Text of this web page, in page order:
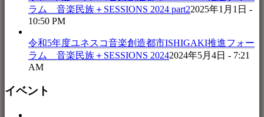
ラム 音楽民族＋SESSIONS 2024 part22025年1月1日 -
10:50 PM
令和5年度ユネスコ音楽創造都市ISHIGAKI推進フォー
ラム 音楽民族＋SESSIONS 20242024年5月4日 - 7:21
AM
イベント